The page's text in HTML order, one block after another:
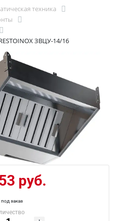
техника
ЗВЦУ-14/16
руб.
под заказ